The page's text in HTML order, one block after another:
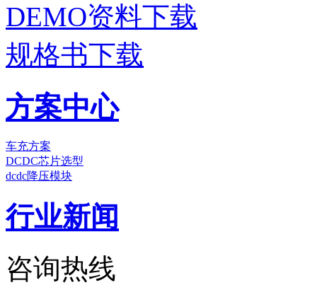
DEMO资料下载
规格书下载
方案中心
车充方案
DCDC芯片选型
dcdc降压模块
行业新闻
咨询热线